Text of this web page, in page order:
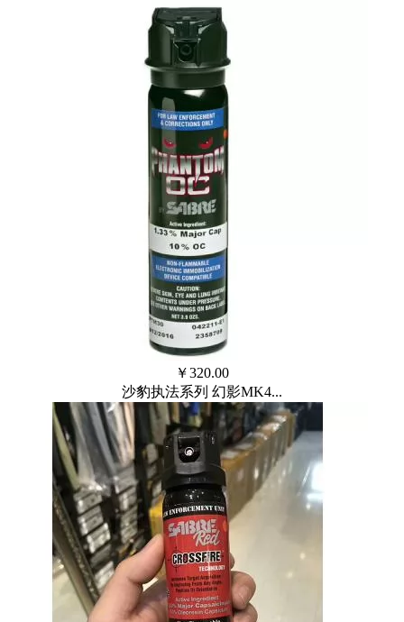
￥320.00
沙豹执法系列 幻影MK4...